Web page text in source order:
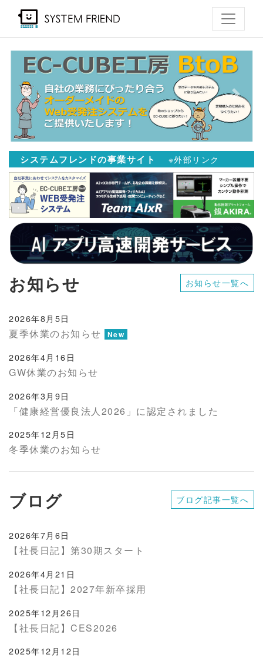
ン
動
Previous Next
システムフレンドの事業サイト ※外部リンク
お知らせ お知らせ一覧へ
2026年8月5日
夏季休業のお知らせ New
2026年4月16日
GW休業のお知らせ
2026年3月9日
「健康経営優良法人2026」に認定されました
2025年12月5日
冬季休業のお知らせ
ブログ ブログ記事一覧へ
2026年7月6日
【社長日記】第30期スタート
2026年4月21日
【社長日記】2027年新卒採用
2025年12月26日
【社長日記】CES2026
2025年12月12日